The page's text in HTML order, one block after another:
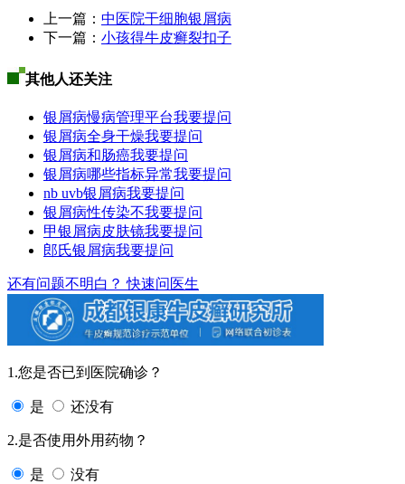
上一篇： 中医院干细胞银屑病
下一篇： 小孩得牛皮癣裂扣子
其他人还关注
银屑病慢病管理平台我要提问
银屑病全身干燥我要提问
银屑病和肠癌我要提问
银屑病哪些指标异常我要提问
nb uvb银屑病我要提问
银屑病性传染不我要提问
甲银屑病皮肤镜我要提问
郎氏银屑病我要提问
还有问题不明白？ 快速问医生
1.您是否已到医院确诊？
是 还没有
2.是否使用外用药物？
是 没有